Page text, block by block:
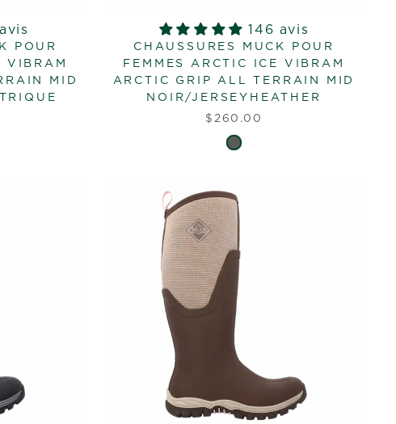
POUR
VIBRAM
MID
146 avis
CHAUSSURES MUCK POUR
FEMMES ARCTIC ICE VIBRAM
ARCTIC GRIP ALL TERRAIN MID
NOIR/JERSEYHEATHER
$260.00